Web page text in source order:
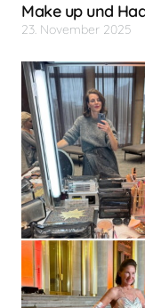
Make up und
23. November 2025